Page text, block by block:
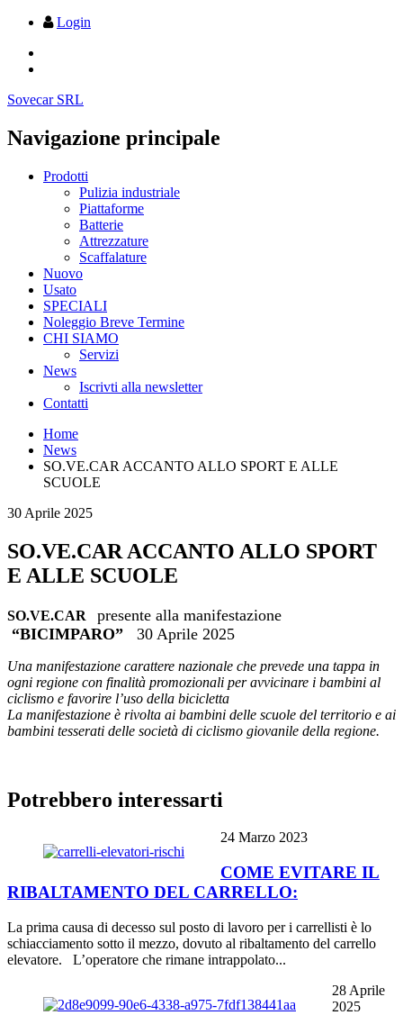
Login
Sovecar SRL
Navigazione principale
Prodotti
Pulizia industriale
Piattaforme
Batterie
Attrezzature
Scaffalature
Nuovo
Usato
SPECIALI
Noleggio Breve Termine
CHI SIAMO
Servizi
News
Iscrivti alla newsletter
Contatti
Home
News
SO.VE.CAR ACCANTO ALLO SPORT E ALLE
SCUOLE
30 Aprile 2025
SO.VE.CAR ACCANTO ALLO SPORT
E ALLE SCUOLE
SO.VE.CAR presente alla manifestazione
“BICIMPARO” 30 Aprile 2025
Una manifestazione carattere nazionale che prevede una tappa in
ogni regione con finalità promozionali per avvicinare i bambini al
ciclismo e favorire l’uso della bicicletta
La manifestazione è rivolta ai bambini delle scuole del territorio e ai
bambini tesserati delle società di ciclismo giovanile della regione.
Potrebbero interessarti
24 Marzo 2023
COME EVITARE IL
RIBALTAMENTO DEL CARRELLO:
La prima causa di decesso sul posto di lavoro per i carrellisti è lo
schiacciamento sotto il mezzo, dovuto al ribaltamento del carrello
elevatore. L’operatore che rimane intrappolato...
28 Aprile
2025